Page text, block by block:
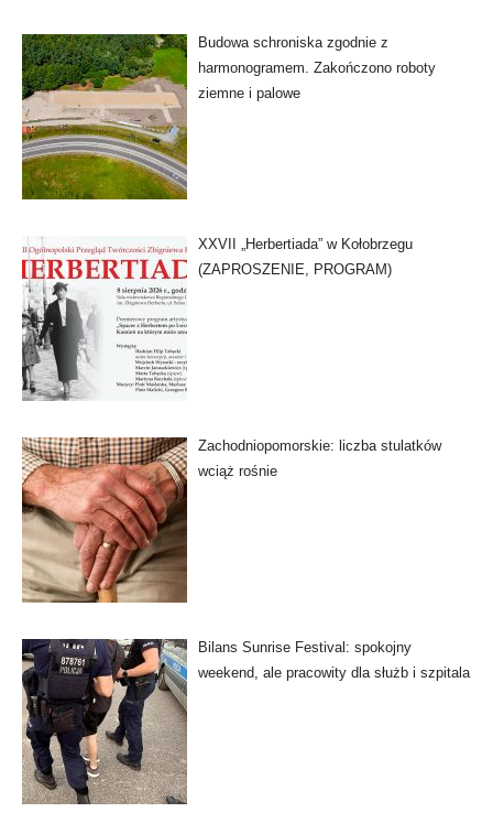
Budowa schroniska zgodnie z
harmonogramem. Zakończono roboty
ziemne i palowe
XXVII „Herbertiada” w Kołobrzegu
(ZAPROSZENIE, PROGRAM)
Zachodniopomorskie: liczba stulatków
wciąż rośnie
Bilans Sunrise Festival: spokojny
weekend, ale pracowity dla służb i szpitala